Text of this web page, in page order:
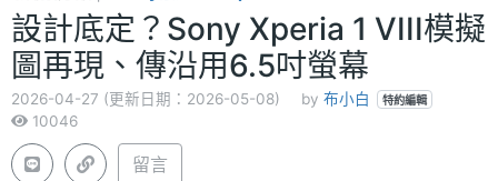
設計底定？Sony Xperia 1 VIII模擬
圖再現、傳沿用6.5吋螢幕
2026-04-27 (更新日期：2026-05-08) by 布小白 特約編輯
10046
留言